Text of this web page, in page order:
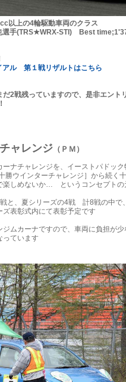
以上の4輪駆動車両のクラス
手(TRS★WRX-STI) Best
アル 第１戦リザルトはこちら
2戦残っていますので、是非エント
ャレンジ （ＰＭ）
ナチャレンジを、イーストパドック
勝ウインターチャレンジ］から続く
しめないか… というコンセプトの
と、夏シリーズの4戦 計8戦の中で
表彰式内にて表彰予定です
ジムカーナですので、車両に負担が
っています